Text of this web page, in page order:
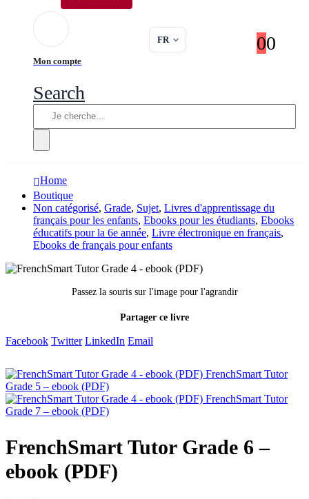
Mon compte
FR 00
Search
Home
Boutique
Non catégorisé, Grade, Sujet, Livres d'apprentissage du
français pour les enfants, Ebooks pour les étudiants, Ebooks
éducatifs pour la 6e année, Livre électronique en français,
Ebooks de français pour enfants
Passez la souris sur l'image pour l'agrandir
Partager ce livre
Facebook Twitter LinkedIn Email
FrenchSmart Tutor
Grade 5 – ebook (PDF)
FrenchSmart Tutor
Grade 7 – ebook (PDF)
FrenchSmart Tutor Grade 6 –
ebook (PDF)